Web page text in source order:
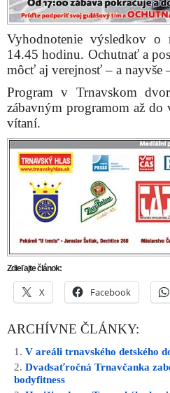
Vyhodnotenie výsledkov o
14.45 hodinu. Ochutnať a
môcť aj verejnosť – a nayvše
Program v Trnavskom
zábavným programom až do
vítaní.
Zdieľajte článok:
X Facebook
ARCHÍVNE ČLÁNKY:
V areáli trnavského detského
Dvadsaťročná Trnavčanka
bodyfitness